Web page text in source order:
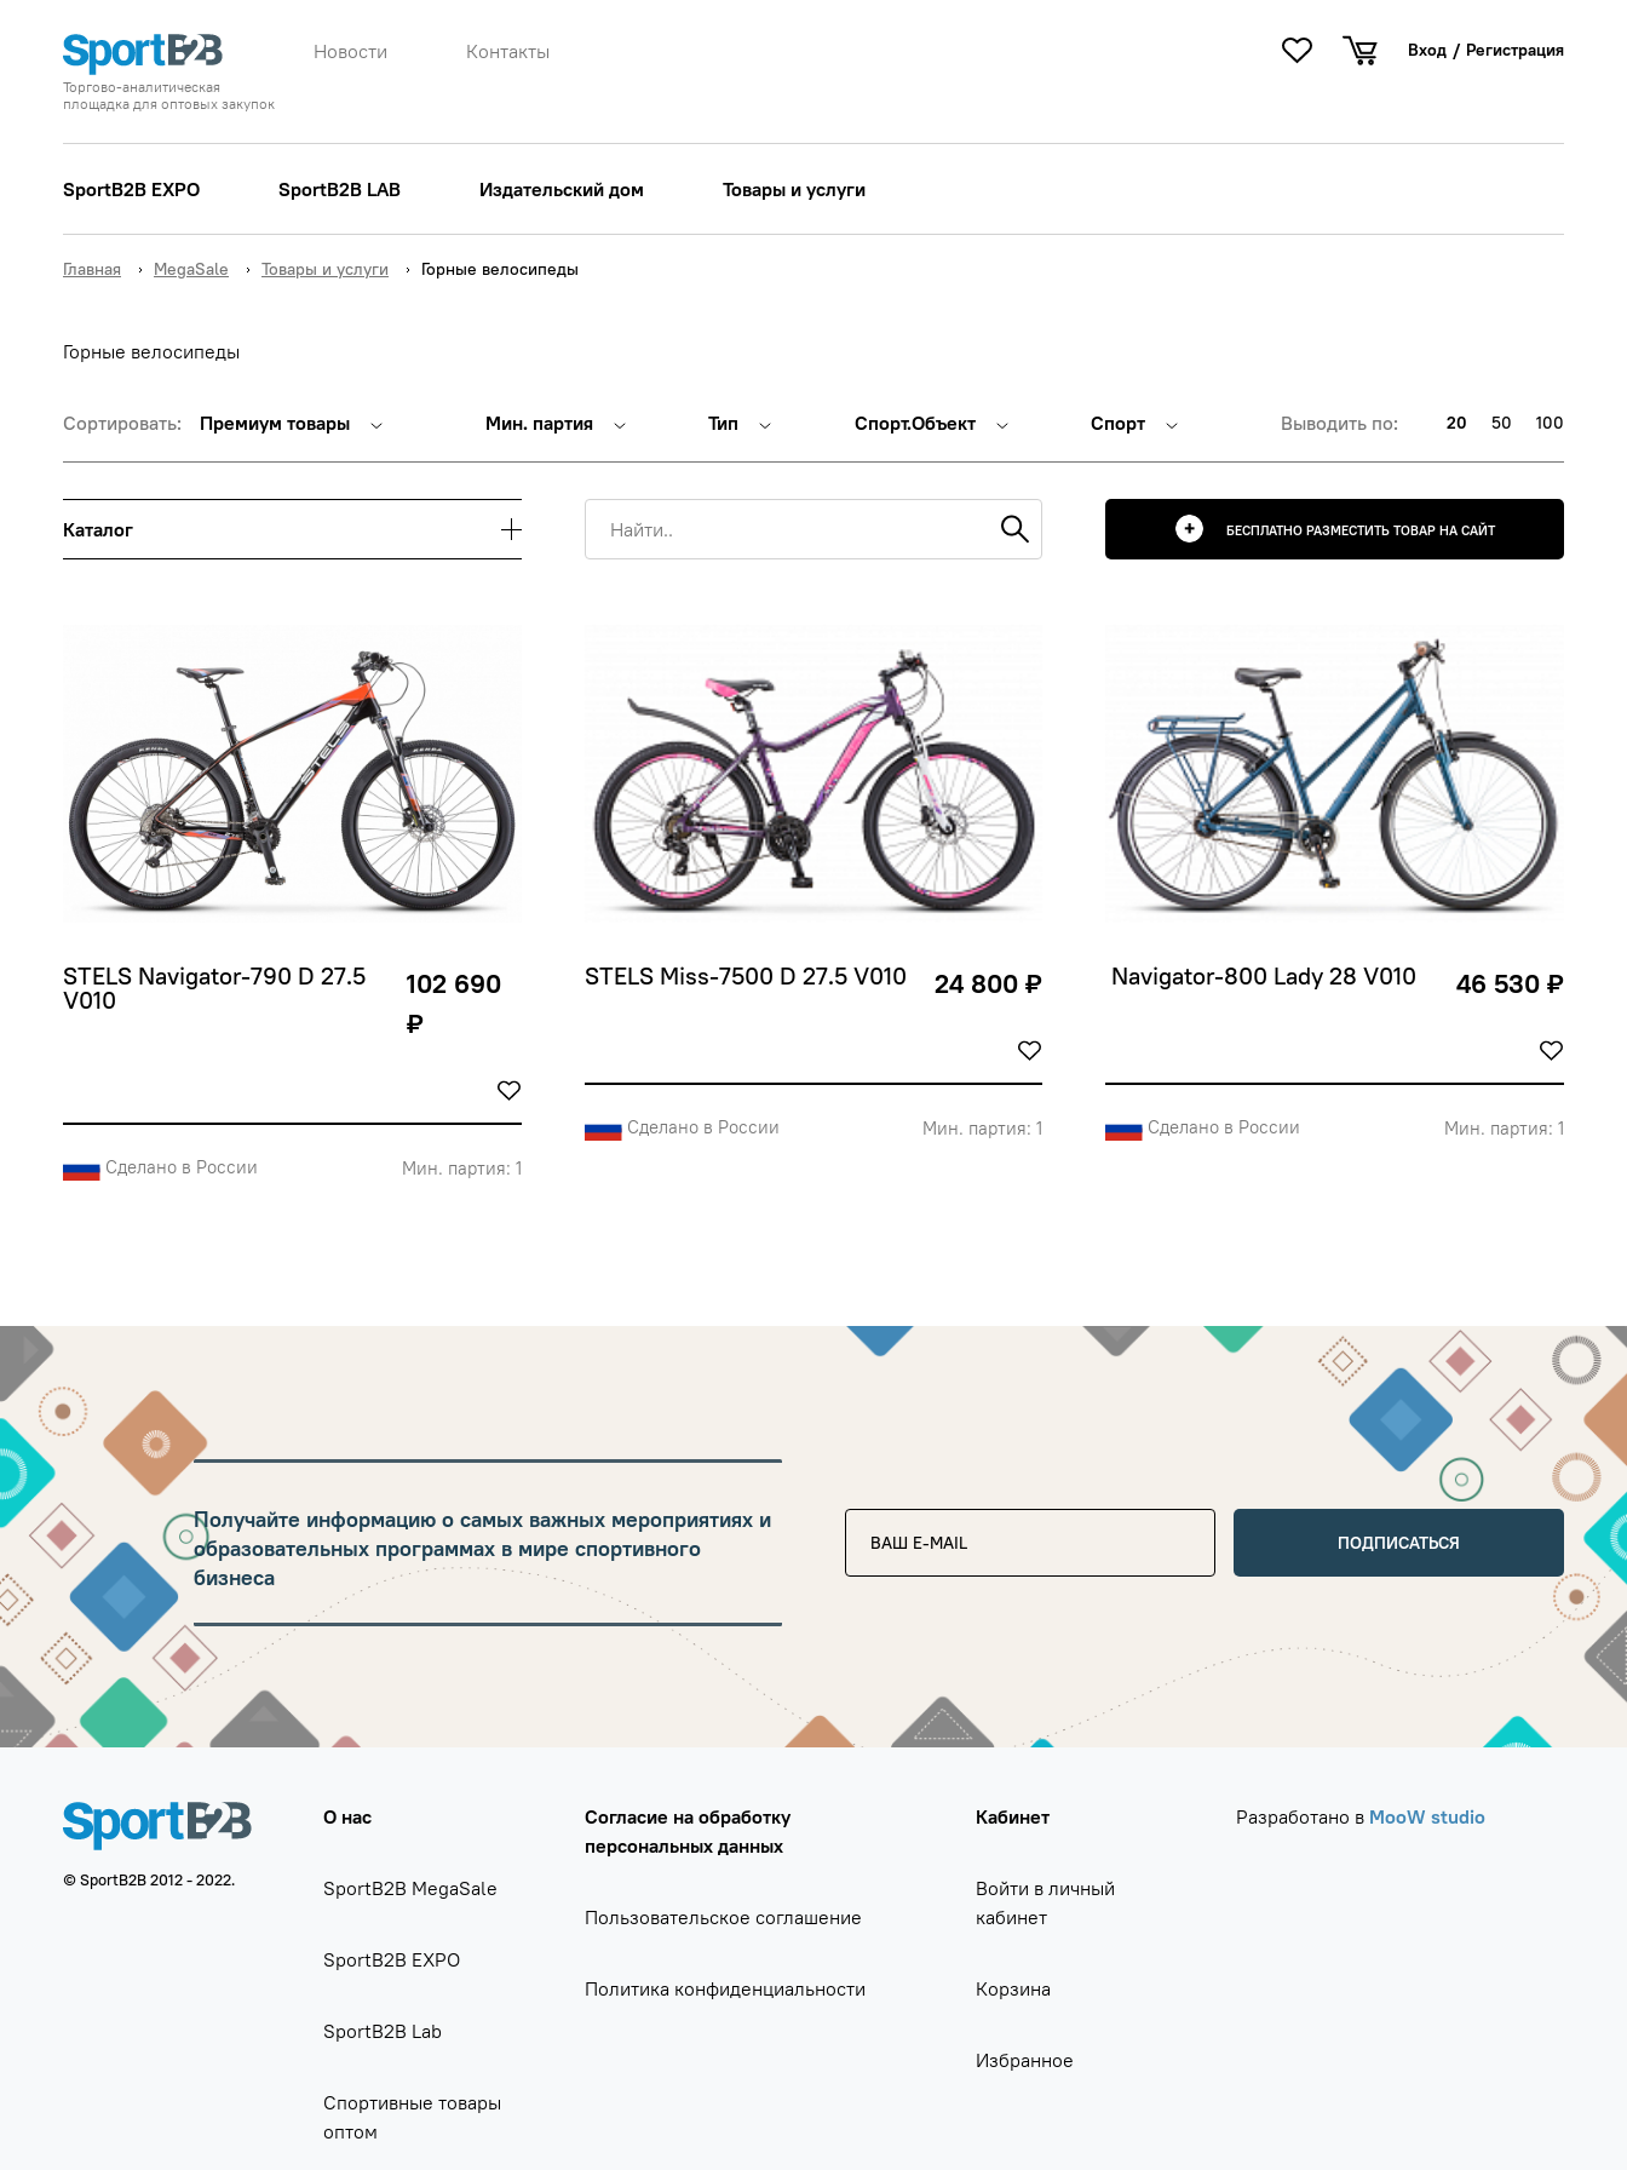
Торгово-аналитическая
площадка для оптовых закупок
Новости Контакты Вход / Регистрация
SportB2B EXPO SportB2B LAB Издательский дом Товары и услуги
Главная MegaSale Товары и услуги Горные велосипеды
Горные велосипеды
Каталог БЕСПЛАТНО РАЗМЕСТИТЬ ТОВАР НА САЙТ
Сортировать: Премиум товары Мин. партия Тип Спорт.Объект Спорт Выводить по: 20 50 100
STELS Navigator-790 D 27.5
V010
102 690
₽
Сделано в России Мин. партия: 1
STELS Miss-7500 D 27.5 V010 24 800 ₽
Сделано в России Мин. партия: 1
Navigator-800 Lady 28 V010 46 530 ₽
Сделано в России Мин. партия: 1
Получайте информацию о самых важных мероприятиях и
образовательных программах в мире спортивного
бизнеса
ПОДПИСАТЬСЯ
© SportB2B 2012 - 2022.
О нас
SportB2B MegaSale
SportB2B EXPO
SportB2B Lab
Спортивные товары
оптом
Согласие на обработку
персональных данных
Пользовательское соглашение
Политика конфиденциальности
Кабинет
Войти в личный
кабинет
Корзина
Избранное
Разработано в MooW studio